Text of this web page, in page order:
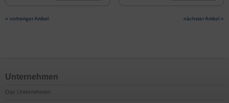
« vorheriger Artikel nächster Artikel »
Unternehmen
Das Unternehmen